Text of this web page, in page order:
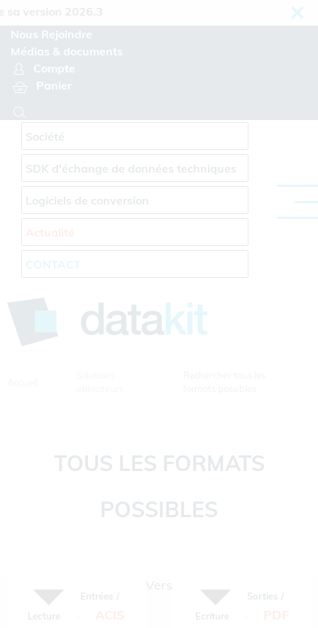
2026.3
Nous Rejoindre
Médias & documents
Compte
Panier
Société
SDK d'échange de données techniques
Logiciels de conversion
CONTACT
TOUS LES FORMATS
POSSIBLES
Entrées /
Lecture
Vers
Sorties /
Ecriture
Panneau de gestion des cookies